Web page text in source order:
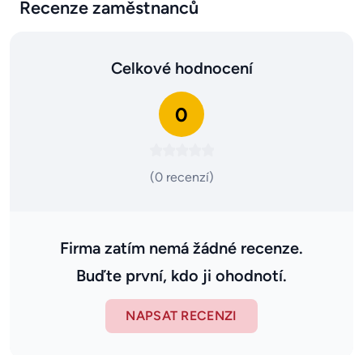
Recenze zaměstnanců
Celkové hodnocení
0
(0 recenzí)
Firma zatím nemá žádné recenze.
Buďte první, kdo ji ohodnotí.
NAPSAT RECENZI